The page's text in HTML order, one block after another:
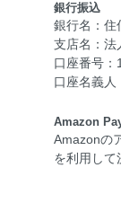
銀行振込
銀行名：住
支店名：法
口座番号：
口座名義人
Amazon
Amazonの
を利用して